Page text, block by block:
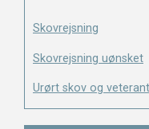
Skovrejsning
Skovrejsning uønsket
Urørt skov og